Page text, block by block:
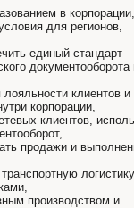
в корпорации,
для регионов,
единый стандарт
документооборота
клиентов и
корпорации,
клиентов,
продажи и
производством и